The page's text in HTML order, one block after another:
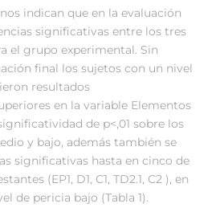
indican que en la evaluación
significativas entre los tres
el grupo experimental. Sin
final los sujetos con un nivel
resultados
en la variable Elementos
de p<,01 sobre los
y bajo, además también se
significativas hasta en cinco de
(EP1, D1, C1, TD2.1, C2 ), en
de pericia bajo (Tabla 1).